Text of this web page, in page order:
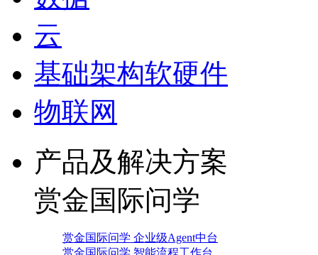
云
基础架构软硬件
物联网
产品及解决方案
赏金国际问学
赏金国际问学 企业级Agent中台
赏金国际问学 智能流程工作台